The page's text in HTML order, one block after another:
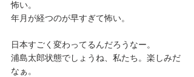
怖い。
年月が経つのが早すぎて怖い。
日本すごく変わってるんだろうなー。
浦島太郎状態でしょうね、私たち。楽しみだ
なぁ。